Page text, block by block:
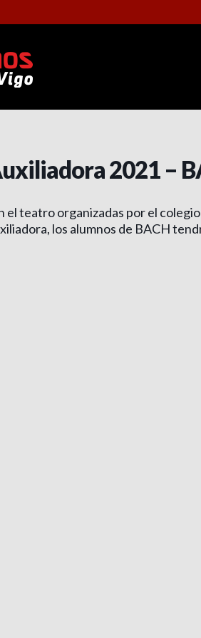
2021 –
teatro organizadas por el
los alumnos de BACH